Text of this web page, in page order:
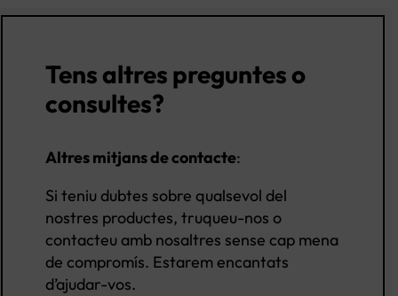
Tens altres preguntes o
consultes?
Altres mitjans de contacte:
Si teniu dubtes sobre qualsevol del
nostres productes, truqueu-nos o
contacteu amb nosaltres sense cap mena
de compromís. Estarem encantats
d’ajudar-vos.